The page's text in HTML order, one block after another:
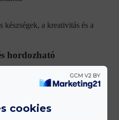
a kreativitás és a
hordozható
hordozható
számára is
a ruhát 🎒
cookies